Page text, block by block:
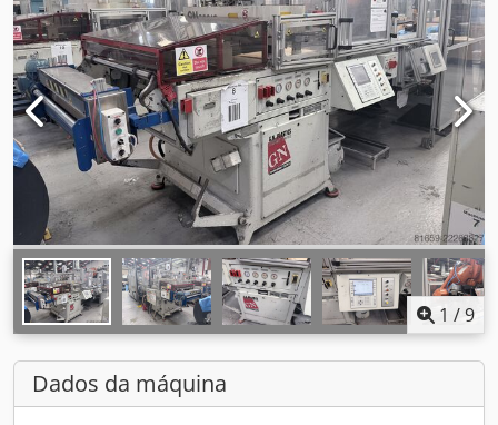
1 /9
Dados da máquina